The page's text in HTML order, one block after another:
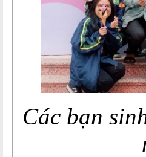
Các bạn